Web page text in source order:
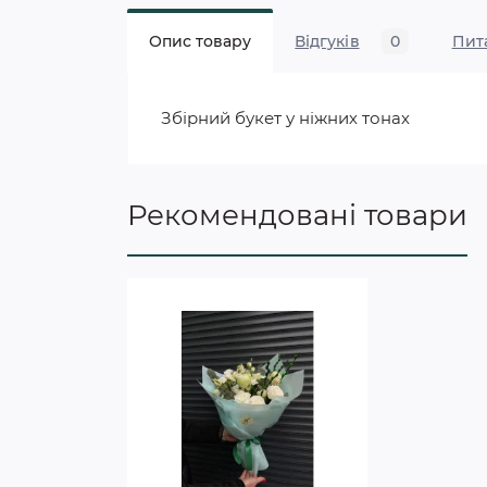
Опис товару Відгуків 0
Збірний букет у ніжних тонах
Рекомендовані товари